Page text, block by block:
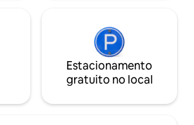
Estacionamento
gratuito no local